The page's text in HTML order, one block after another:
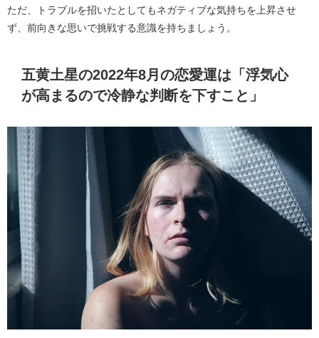
ただ、トラブルを招いたとしてもネガティブな気持ちを上昇させ
ず、前向きな思いで挑戦する意識を持ちましょう。
五黄土星の2022年8月の恋愛運は「浮気心
が高まるので冷静な判断を下すこと」